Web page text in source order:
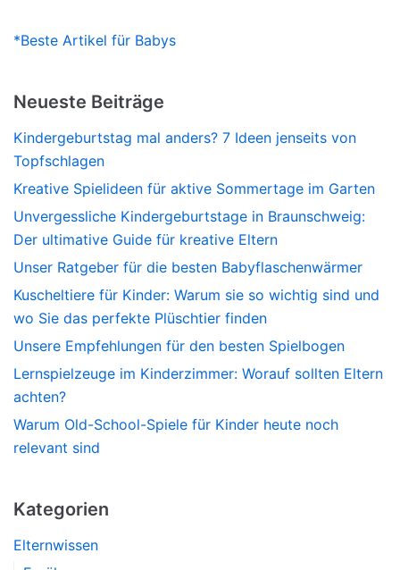
*Beste Artikel für Babys
Neueste Beiträge
Kindergeburtstag mal anders? 7 Ideen jenseits von
Topfschlagen
Kreative Spielideen für aktive Sommertage im Garten
Unvergessliche Kindergeburtstage in Braunschweig:
Der ultimative Guide für kreative Eltern
Unser Ratgeber für die besten Babyflaschenwärmer
Kuscheltiere für Kinder: Warum sie so wichtig sind und
wo Sie das perfekte Plüschtier finden
Unsere Empfehlungen für den besten Spielbogen
Lernspielzeuge im Kinderzimmer: Worauf sollten Eltern
achten?
Warum Old-School-Spiele für Kinder heute noch
relevant sind
Kategorien
Elternwissen